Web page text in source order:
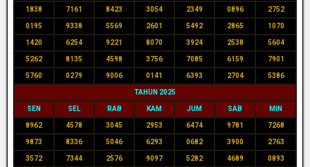
1838 7161 8423 3054 2349 0896 2752
0195 9338 5569 2601 5492 2865 1070
1420 6254 9221 8070 3924 2538 5604
5262 8135 4598 3756 7085 6159 7901
5760 0279 9006 0141 6393 2704 5386
TAHUN 2025
SEN SEL RAB KAM JUM SAB MIN
8962 4578 3045 2953 6474 9781 7268
9873 8336 5046 6293 0682 3900 2763
3572 7344 2576 9097 5282 4689 0893